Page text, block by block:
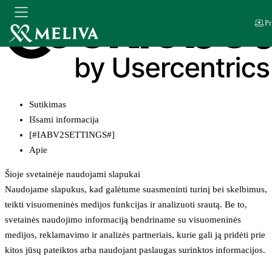
Sutikimas
Išsami informacija
[#IABV2SETTINGS#]
Apie
Šioje svetainėje naudojami slapukai
Naudojame slapukus, kad galėtume suasmeninti turinį bei skelbimus,
teikti visuomeninės medijos funkcijas ir analizuoti srautą. Be to,
svetainės naudojimo informaciją bendriname su visuomeninės
medijos, reklamavimo ir analizės partneriais, kurie gali ją pridėti prie
kitos jūsų pateiktos arba naudojant paslaugas surinktos informacijos.